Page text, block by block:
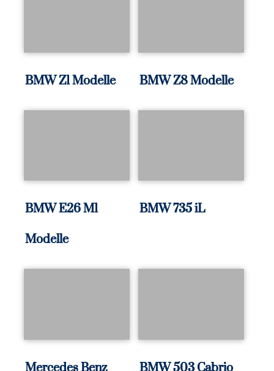
BMW Z1 Modelle BMW Z8 Modelle
BMW E26 M1
Modelle
BMW 735 iL